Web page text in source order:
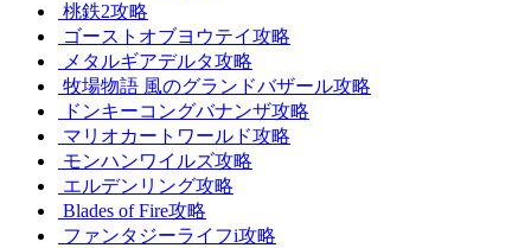
桃鉄2攻略
ゴーストオブヨウテイ攻略
メタルギアデルタ攻略
牧場物語 風のグランドバザール攻略
ドンキーコングバナンザ攻略
マリオカートワールド攻略
モンハンワイルズ攻略
エルデンリング攻略
Blades of Fire攻略
ファンタジーライフi攻略